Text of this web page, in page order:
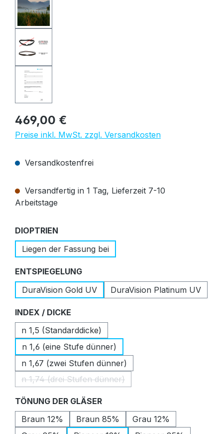
Regulärer Preis:
469,00 €
Preise inkl. MwSt. zzgl. Versandkosten
Versandkostenfrei
Versandfertig in 1 Tag, Lieferzeit 7-10
Arbeitstage
DIOPTRIEN
Liegen der Fassung bei
ENTSPIEGELUNGauswählen
DuraVision Gold UV
DuraVision Platinum UV
INDEX / DICKE
n 1,5 (Standarddicke)
n 1,6 (eine Stufe dünner)
n 1,67 (zwei Stufen dünner)
n 1,74 (drei Stufen dünner)
(Diese Option ist zurzeit nicht verfügbar.)
TÖNUNG DER GLÄSERauswählen
Braun 12%
Braun 85%
Grau 12%